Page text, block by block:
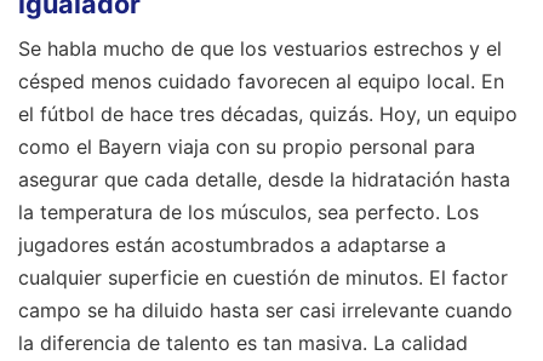
Se habla mucho de que los vestuarios estrechos y el
césped menos cuidado favorecen al equipo local. En
el fútbol de hace tres décadas, quizás. Hoy, un equipo
como el Bayern viaja con su propio personal para
asegurar que cada detalle, desde la hidratación hasta
la temperatura de los músculos, sea perfecto. Los
jugadores están acostumbrados a adaptarse a
cualquier superficie en cuestión de minutos. El factor
campo se ha diluido hasta ser casi irrelevante cuando
la diferencia de talento es tan masiva. La calidad